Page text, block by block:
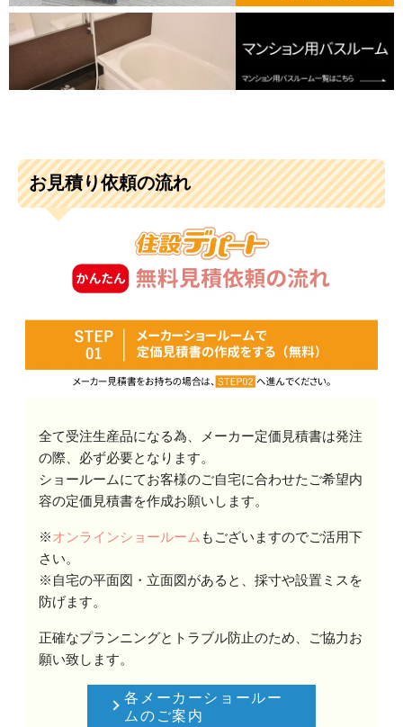
お見積り依頼の流れ
全て受注生産品になる為、メーカー定価見積書は発注
の際、必ず必要となります。
ショールームにてお客様のご自宅に合わせたご希望内
容の定価見積書を作成お願いします。
※オンラインショールーム もございますのでご活用下
さい。
※自宅の平面図・立面図があると、採寸や設置ミスを
防げます。
正確なプランニングとトラブル防止のため、ご協力お
願い致します。
各メーカーショールー
ムのご案内